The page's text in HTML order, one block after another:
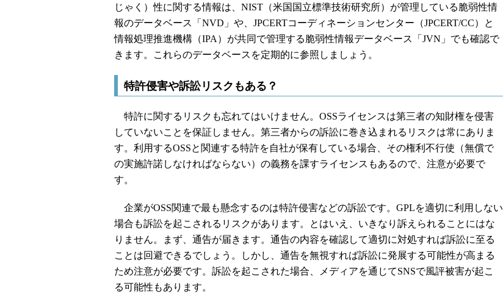
じゃく）性に関する情報は、NIST（米国国立標準技術研究所）が管理している脆弱性情
報のデータベース「NVD」や、JPCERTコーディネーションセンター（JPCERT/CC）と
情報処理推進機構（IPA）が共同で管理する脆弱性情報データベース「JVN」でも確認で
きます。これらのデータベースを定期的に参照しましょう。
特許侵害や訴訟リスクもある？
特許に関するリスクも忘れてはいけません。OSSライセンスは第三者の知財権を侵害
していないことを保証しません。第三者からの訴訟に巻き込まれるリスクは常にありま
す。利用するOSSと関連する特許を自社が保有している場合、その権利不行使（無償で
の実施許諾しなければならない）の義務を課すライセンスもあるので、注意が必要で
す。
企業がOSS関連で最も懸念するのは特許侵害などの訴訟です。GPLを適切に利用しない
場合も訴訟を起こされるリスクがあります。とはいえ、いきなり訴えられることにはな
りません。まず、通告が届きます。通告の内容を確認して適切に対処すれば訴訟に至る
ことは回避できるでしょう。しかし、通告を無視すれば訴訟に発展する可能性が高まる
ため注意が必要です。訴訟を起こされた場合、メディアを通じてSNSで風評被害が起こ
る可能性もあります。